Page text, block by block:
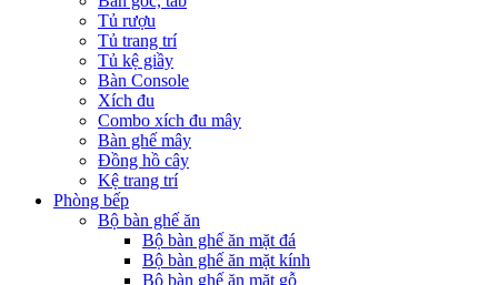
Tủ rượu
Tủ trang trí
Tủ kệ giầy
Bàn Console
Xích đu
Combo xích đu mây
Bàn ghế mây
Đồng hồ cây
Kệ trang trí
Phòng bếp
Bộ bàn ghế ăn
Bộ bàn ghế ăn mặt đá
Bộ bàn ghế ăn mặt kính
Bộ bàn ghế ăn mặt gỗ